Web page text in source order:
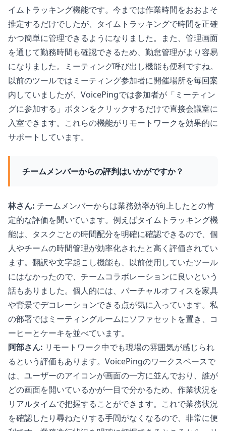
イムトラッキング機能です。今までは作業時間をおおよそ
推定するだけでしたが、タイムトラッキングで時間を正確
かつ簡単に管理できるようになりました。また、管理画面
を通じて勤務時間も確認できるため、勤怠管理がより容易
になりました。ミーティング呼び出し機能も便利ですね。
以前のツールではミーティング参加者に開催場所を毎回案
内していましたが、VoicePingでは参加者が「ミーティン
グに参加する」ボタンをクリックするだけで直接会議室に
入室できます。これらの機能がリモートワークを効果的に
サポートしています。
チームメンバーからの評判はいかがですか？
林さん: チームメンバーからは業務効率が向上したとの肯
定的な評価を聞いています。例えばタイムトラッキング機
能は、タスクごとの時間配分を明確に確認できるので、個
人やチームの時間管理が効率化されたと高く評価されてい
ます。翻訳や文字起こし機能も、以前使用していたツール
にはなかったので、チームコラボレーションに良いという
話もありました。個人的には、バーチャルオフィスを家具
や背景でデコレーションできる点が気に入っています。私
の部署ではミーティングルームにソファセットを置き、コ
ーヒーとケーキを並べています。
阿部さん: リモートワーク中でも現場の雰囲気が感じられ
るという評価もあります。VoicePingのワークスペースで
は、ユーザーのアイコンが画面の一方に並んでおり、誰が
どの画面を開いているかが一目で分かるため、作業状況を
リアルタイムで把握することができます。これで業務状況
を確認したり尋ねたりする手間がなくなるので、非常に便